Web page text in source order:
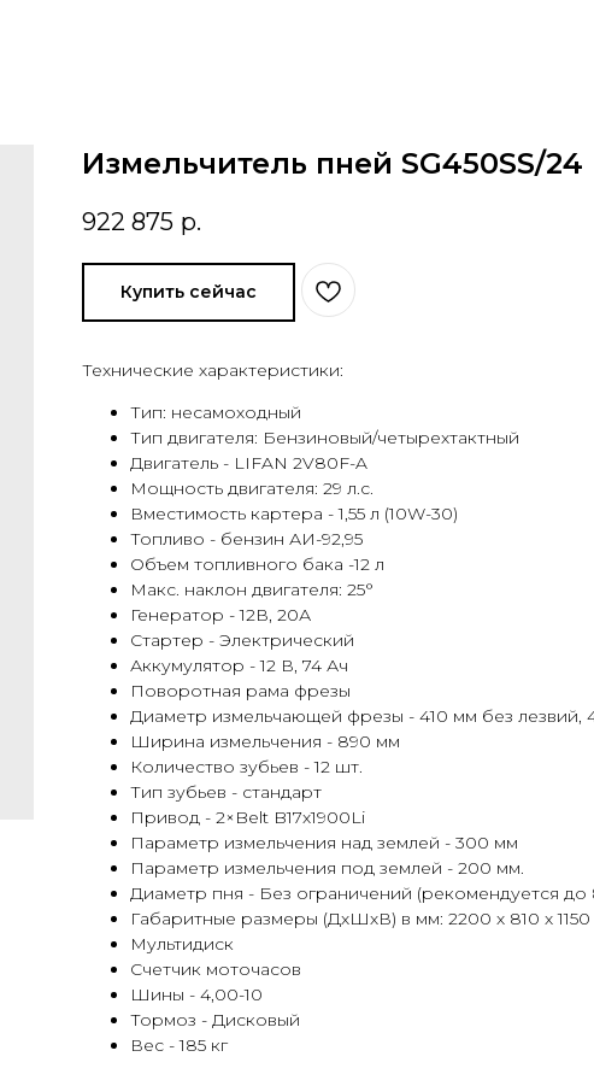
Измельчитель пней SG450SS/24
922 875 р.
Купить сейчас
Технические характеристики:
Тип: несамоходный
Тип двигателя: Бензиновый/четырехтактный
Двигатель - LIFAN 2V80F-A
Мощность двигателя: 29 л.с.
Вместимость картера - 1,55 л (10W-30)
Топливо - бензин АИ-92,95
Объем топливного бака -12 л
Макс. наклон двигателя: 25°
Генератор - 12В, 20А
Стартер - Электрический
Аккумулятор - 12 В, 74 Ач
Поворотная рама фрезы
Диаметр измельчающей фрезы - 410 мм без лезвий,
Ширина измельчения - 890 мм
Количество зубьев - 12 шт.
Тип зубьев - стандарт
Привод - 2×Belt B17х1900Li
Параметр измельчения над землей - 300 мм
Параметр измельчения под землей - 200 мм.
Диаметр пня - Без ограничений (рекомендуется
Габаритные размеры (ДхШхВ) в мм: 2200 х 810 х 1150
Мультидиск
Счетчик моточасов
Шины - 4,00-10
Тормоз - Дисковый
Вес - 185 кг